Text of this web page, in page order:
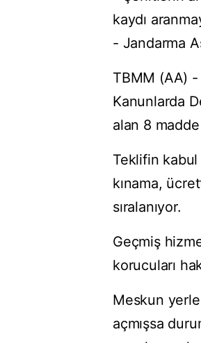
kaydı
- Jandarma
TBMM (AA) -
Kanunlarda
alan 8
Teklifin
kınama,
sıralanıyor.
Geçmiş
korucuları
Meskun
açmışsa